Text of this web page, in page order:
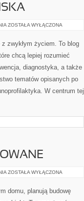
ROŚLINNA
I
FLEKSITARIAŃSKA
ZOSTAŁA WYŁĄCZONA
w którym okulistyka
To blog poświęcony
zanim pojawi się
Cię prewencja, diagnostyka,
to Zdrowie kobiet i